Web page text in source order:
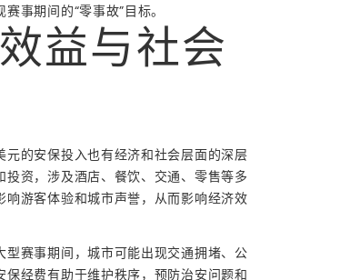
事期间的“零事故”目标。
益与社会
元的安保投入也有经济和社会层面的深层
资，涉及酒店、餐饮、交通、零售等多
响游客体验和城市声誉，从而影响经济效
型赛事期间，城市可能出现交通拥堵、公
经费有助于维护秩序，预防治安问题和